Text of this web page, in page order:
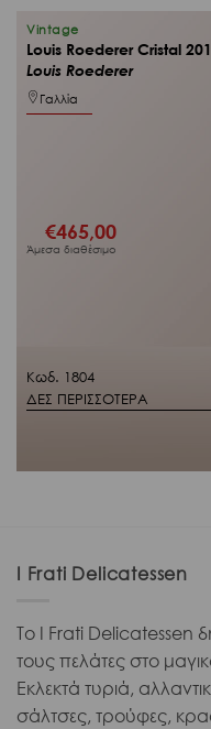
Κωδ. 1804
ΔΕΣ ΠΕΡΙΣΣΟΤΕΡΑ
Vintage
Louis Roederer Cristal
Louis Roederer
Γαλλία
€465,00
Άμεσα διαθέσιμο
I Frati Delicatessen
Το I Frati Delicatessen
τους πελάτες στο
Εκλεκτά τυριά,
σάλτσες, τρούφες,